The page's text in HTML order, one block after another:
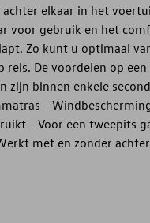
elkaar in het
voor gebruik en het
Zo kunt u optimaal
reis. De voordelen op
zijn binnen enkele
-
- Voor een tweepits
met en zonder